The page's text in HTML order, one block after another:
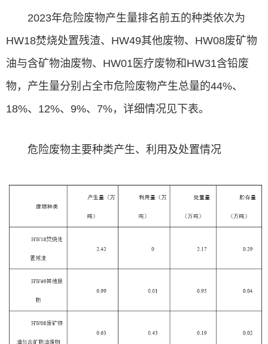
2023年危险废物产生量排名前五的种类依次为
HW18焚烧处置残渣、HW49其他废物、HW08废矿物
油与含矿物油废物、HW01医疗废物和HW31含铅废
物，产生量分别占全市危险废物产生总量的44%、
18%、12%、9%、7%，详细情况见下表。
危险废物主要种类产生、利用及处置情况